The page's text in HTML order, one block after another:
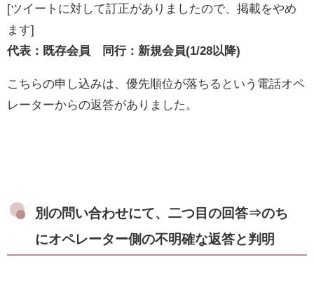
[ツイートに対して訂正がありましたので、掲載をやめ
ます]
代表：既存会員 同行：新規会員(1/28以降)
こちらの申し込みは、優先順位が落ちるという電話オペ
レーターからの返答がありました。
別の問い合わせにて、二つ目の回答⇒のち
にオペレーター側の不明確な返答と判明